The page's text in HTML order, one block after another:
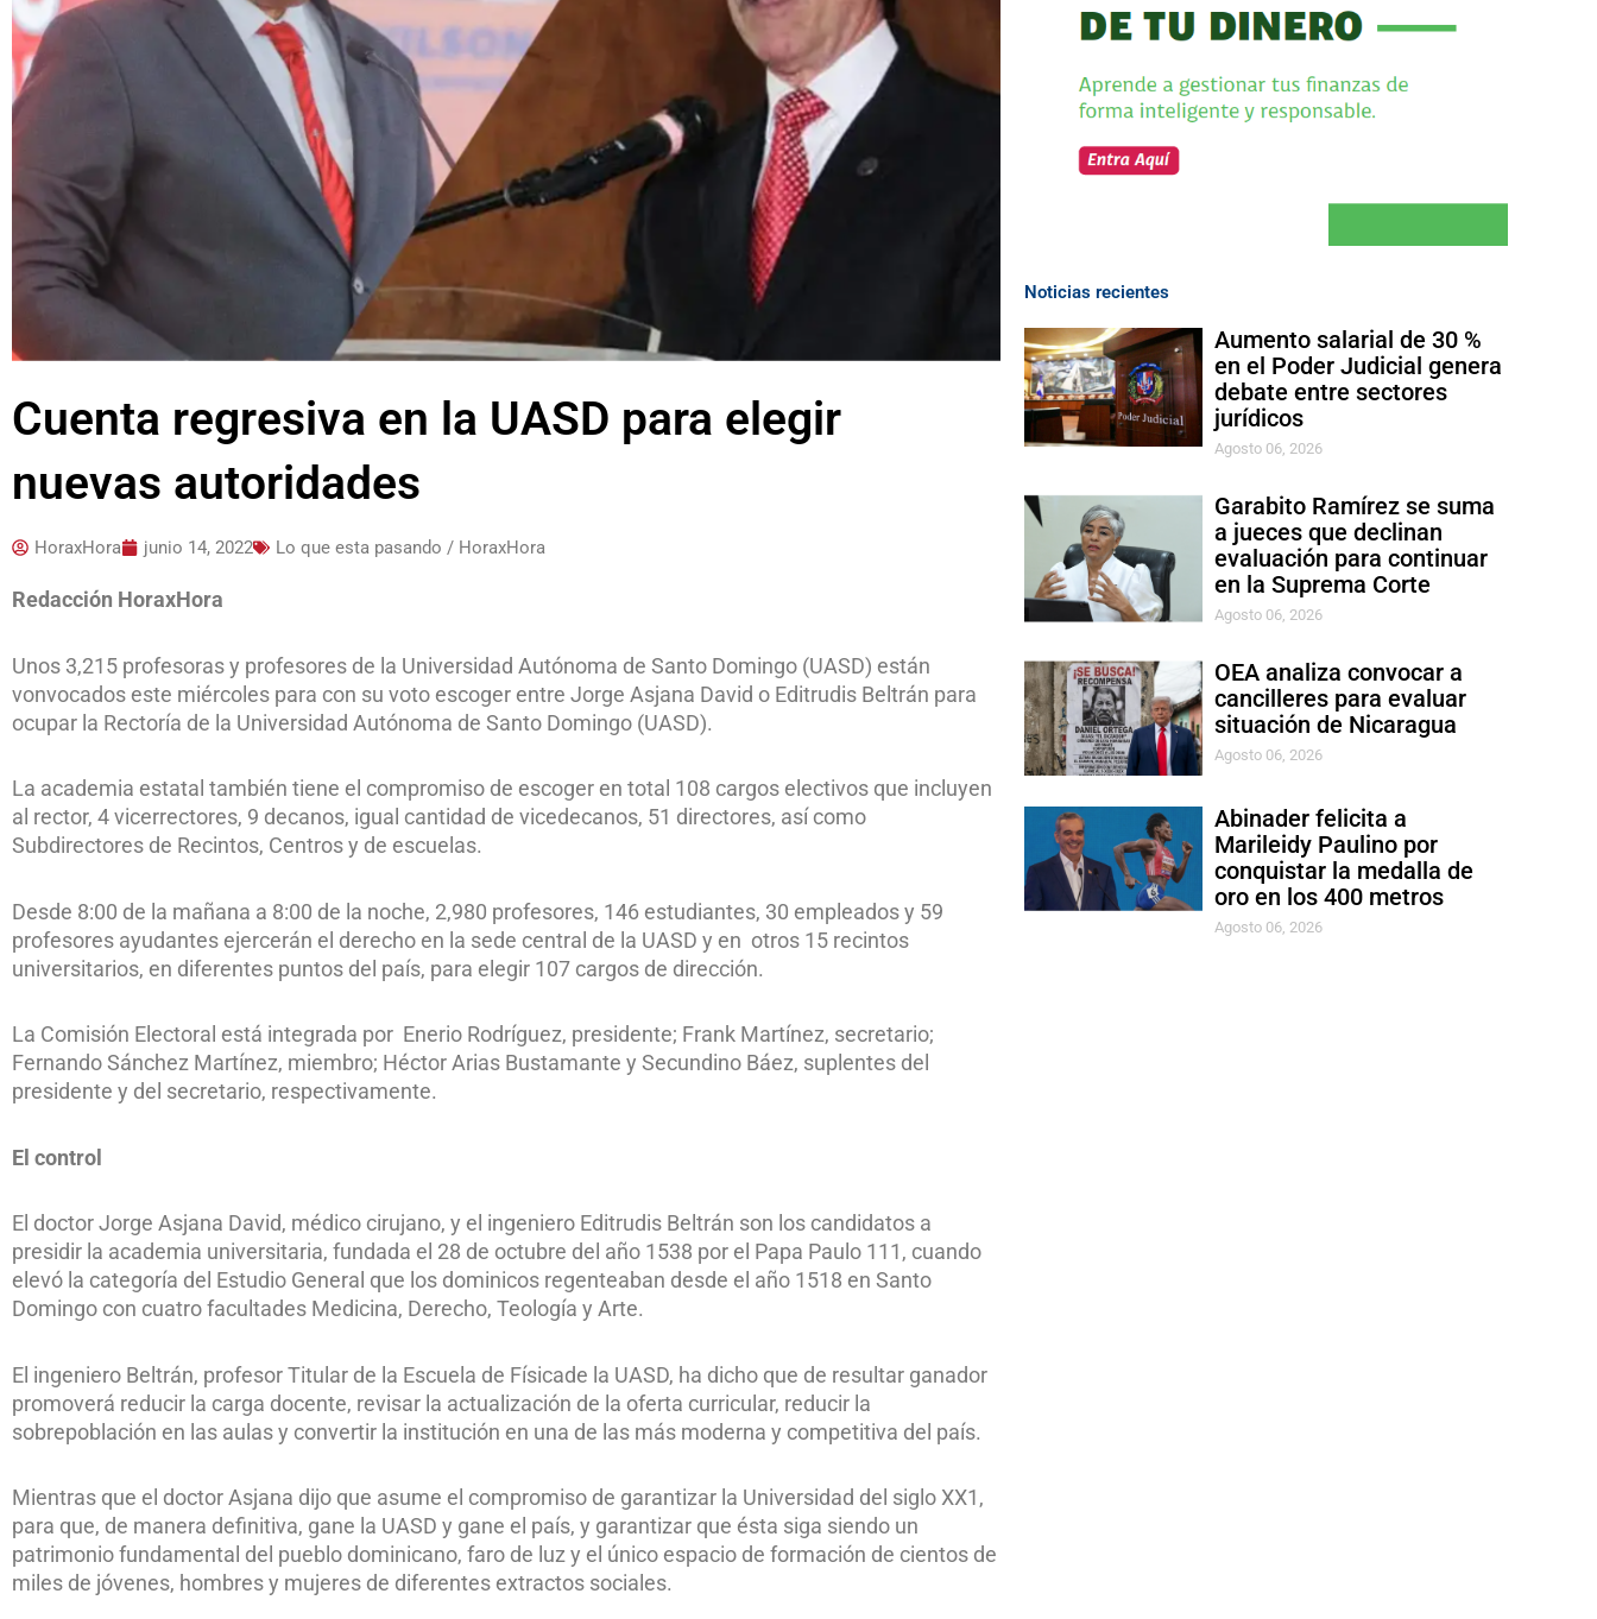
Cuenta regresiva en la UASD para elegir
nuevas autoridades
HoraxHora junio 14, 2022 Lo que esta pasando / HoraxHora
Redacción HoraxHora
Unos 3,215 profesoras y profesores de la Universidad Autónoma de Santo Domingo (UASD) están
vonvocados este miércoles para con su voto escoger entre Jorge Asjana David o Editrudis Beltrán para
ocupar la Rectoría de la Universidad Autónoma de Santo Domingo (UASD).
La academia estatal también tiene el compromiso de escoger en total 108 cargos electivos que incluyen
al rector, 4 vicerrectores, 9 decanos, igual cantidad de vicedecanos, 51 directores, así como
Subdirectores de Recintos, Centros y de escuelas.
Desde 8:00 de la mañana a 8:00 de la noche, 2,980 profesores, 146 estudiantes, 30 empleados y 59
profesores ayudantes ejercerán el derecho en la sede central de la UASD y en otros 15 recintos
universitarios, en diferentes puntos del país, para elegir 107 cargos de dirección.
La Comisión Electoral está integrada por Enerio Rodríguez, presidente; Frank Martínez, secretario;
Fernando Sánchez Martínez, miembro; Héctor Arias Bustamante y Secundino Báez, suplentes del
presidente y del secretario, respectivamente.
El control
El doctor Jorge Asjana David, médico cirujano, y el ingeniero Editrudis Beltrán son los candidatos a
presidir la academia universitaria, fundada el 28 de octubre del año 1538 por el Papa Paulo 111, cuando
elevó la categoría del Estudio General que los dominicos regenteaban desde el año 1518 en Santo
Domingo con cuatro facultades Medicina, Derecho, Teología y Arte.
El ingeniero Beltrán, profesor Titular de la Escuela de Físicade la UASD, ha dicho que de resultar ganador
promoverá reducir la carga docente, revisar la actualización de la oferta curricular, reducir la
sobrepoblación en las aulas y convertir la institución en una de las más moderna y competitiva del país.
Mientras que el doctor Asjana dijo que asume el compromiso de garantizar la Universidad del siglo XX1,
para que, de manera definitiva, gane la UASD y gane el país, y garantizar que ésta siga siendo un
patrimonio fundamental del pueblo dominicano, faro de luz y el único espacio de formación de cientos de
miles de jóvenes, hombres y mujeres de diferentes extractos sociales.
Noticias recientes
Aumento salarial de 30 %
en el Poder Judicial genera
debate entre sectores
jurídicos
Agosto 06, 2026
Garabito Ramírez se suma
a jueces que declinan
evaluación para continuar
en la Suprema Corte
Agosto 06, 2026
OEA analiza convocar a
cancilleres para evaluar
situación de Nicaragua
Agosto 06, 2026
Abinader felicita a
Marileidy Paulino por
conquistar la medalla de
oro en los 400 metros
Agosto 06, 2026